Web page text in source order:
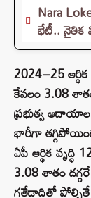
Nara
భేటీ.. నైతిక
2024–25
కేవలం 3.08
ప్రభుత్వ
భారీగా
ఏపీ ఆర్థిక
3.08 శాతం
గతేడాదితో పోల్చితే